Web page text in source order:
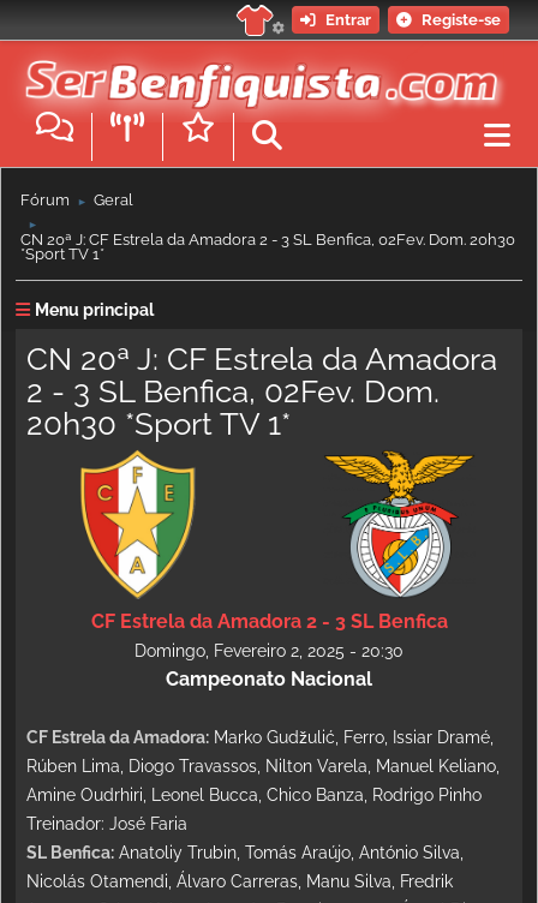
Entrar Registe-se
Fórum ► Geral
►
CN 20ª J: CF Estrela da Amadora 2 - 3 SL Benfica, 02Fev. Dom. 20h30
*Sport TV 1*
Menu principal
CN 20ª J: CF Estrela da Amadora
2 - 3 SL Benfica, 02Fev. Dom.
20h30 *Sport TV 1*
CF Estrela da Amadora 2 - 3 SL Benfica
Domingo, Fevereiro 2, 2025 - 20:30
Campeonato Nacional
CF Estrela da Amadora: Marko Gudžulić, Ferro, Issiar Dramé,
Rúben Lima, Diogo Travassos, Nilton Varela, Manuel Keliano,
Amine Oudrhiri, Leonel Bucca, Chico Banza, Rodrigo Pinho
Treinador: José Faria
SL Benfica: Anatoliy Trubin, Tomás Araújo, António Silva,
Nicolás Otamendi, Álvaro Carreras, Manu Silva, Fredrik